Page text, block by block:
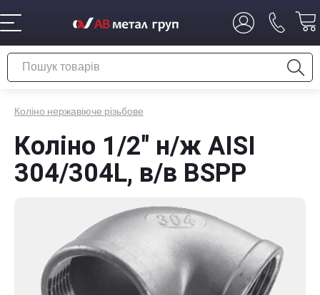
Коліно нержавіюче різьбове
Коліно 1/2" н/ж AISI
304/304L, в/в BSPP